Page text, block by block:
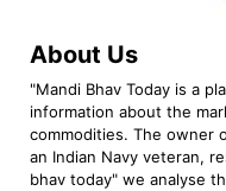
About Us
"Mandi Bhav Today is a
information about the
commodities. The owner
an Indian Navy veteran,
bhav today" we analyse